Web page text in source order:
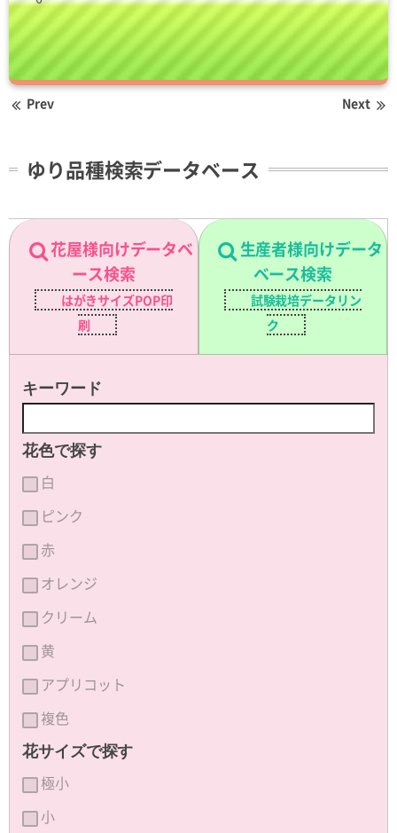
Prev Next
ゆり品種検索データベース
花屋様向けデータベ
ース検索
はがきサイズPOP印
刷
生産者様向けデータ
ベース検索
試験栽培データリン
ク
キーワード
花色で探す
白
ピンク
赤
オレンジ
クリーム
黄
アプリコット
複色
花サイズで探す
極小
小